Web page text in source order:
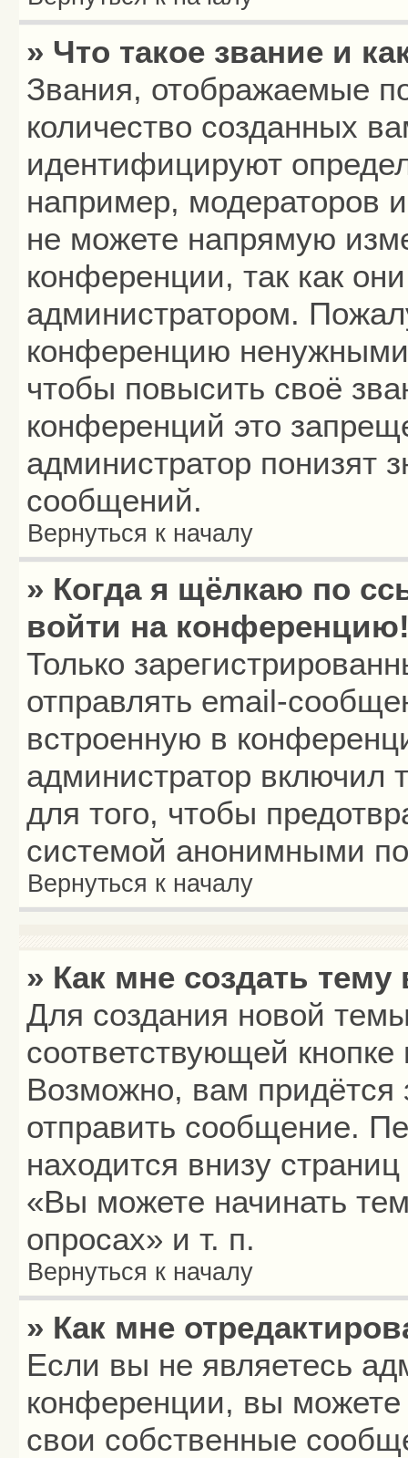
» Что такое звание и
Звания, отображаемые
количество созданных
идентифицируют
например, модераторов
не можете напрямую
конференции, так как
администратором.
конференцию
чтобы повысить своё
конференций это
администратор понизят
сообщений.
Вернуться к началу
» Когда я щёлкаю по
войти на
Только
отправлять email-
встроенную в
администратор включил
для того, чтобы
системой анонимными
Вернуться к началу
» Как мне создать
Для создания новой
соответствующей
Возможно, вам придётся
отправить сообщение.
находится внизу
«Вы можете начинать
опросах» и т. п.
Вернуться к началу
» Как мне
Если вы не являетесь
конференции, вы можете
свои собственные